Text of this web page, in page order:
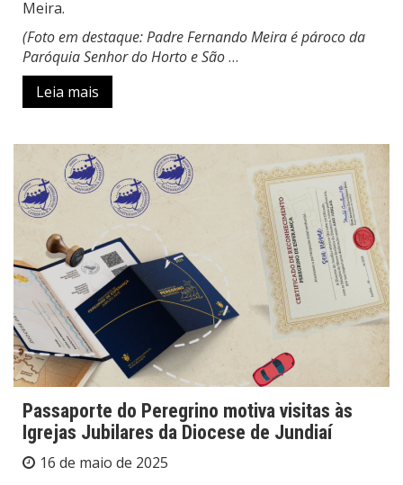
Meira.
(Foto em destaque: Padre Fernando Meira é pároco da
Paróquia Senhor do Horto e São…
Leia mais
Passaporte do Peregrino motiva visitas às
Igrejas Jubilares da Diocese de Jundiaí
16 de maio de 2025